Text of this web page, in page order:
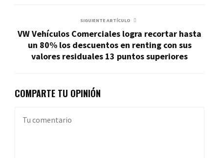
SIGUIENTE ARTÍCULO
VW Vehículos Comerciales logra recortar hasta
un 80% los descuentos en renting con sus
valores residuales 13 puntos superiores
COMPARTE TU OPINIÓN